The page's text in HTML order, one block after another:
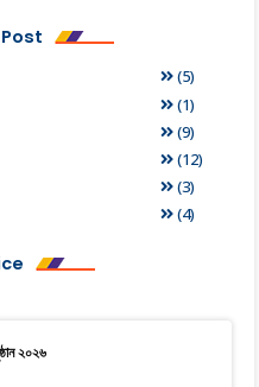
(5)
(1)
(9)
(12)
(3)
(4)
২০২৬